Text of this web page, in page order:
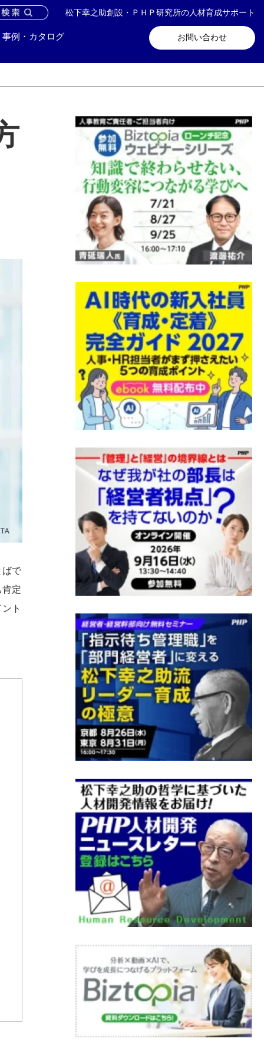
松下幸之助創設・ＰＨＰ研究所の人材育成サポート
お問い合わせ
事例・カタログ
い合わせ メールマガジン登録
ばで
定
ト